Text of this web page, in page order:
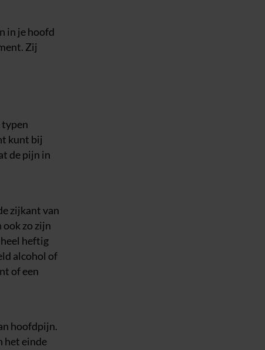
in je hoofd
Zij
typen
kunt bij
de pijn in
zijkant van
zo zijn
heftig
alcohol of
of een
hoofdpijn.
het einde